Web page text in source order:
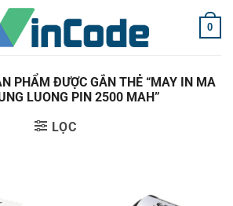
0
PHẨM ĐƯỢC GẮN THẺ “MAY IN MA
LUONG PIN 2500 MAH”
LỌC